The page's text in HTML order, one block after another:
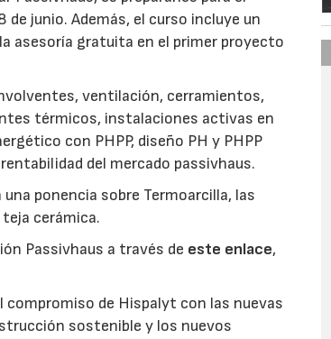
junio. Además, el curso incluye un
asesoría gratuita en el primer proyecto
ventilación, cerramientos,
térmicos, instalaciones activas en
con PHPP, diseño PH y PHPP
del mercado passivhaus.
ponencia sobre Termoarcilla, las
cerámica.
Passivhaus a través de este enlace,
de Hispalyt con las nuevas
sostenible y los nuevos